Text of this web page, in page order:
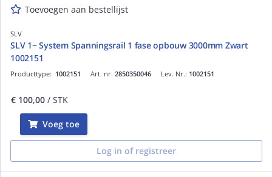
Toevoegen aan bestellijst
SLV
SLV 1~ System Spanningsrail 1 fase opbouw 3000mm Zwart
1002151
Art. nr. 2850350046
Producttype: 1002151 Lev. Nr.: 1002151
€ 100,00 / STK
Voeg toe
Log in of registreer